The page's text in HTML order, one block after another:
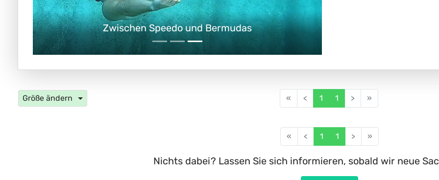
Zwischen Speedo und Bermudas
Größe ändern « < 1 1 > »
« < 1 1 > »
Nichts dabei? Lassen Sie sich informieren, sobald wir neue